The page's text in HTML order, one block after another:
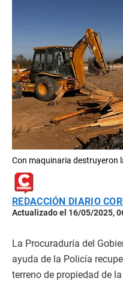
Con maquinaria destruyeron
REDACCIÓN DIARIO
Actualizado el 16/05/2025,
La Procuraduría del
ayuda de la Policía
terreno de propiedad de